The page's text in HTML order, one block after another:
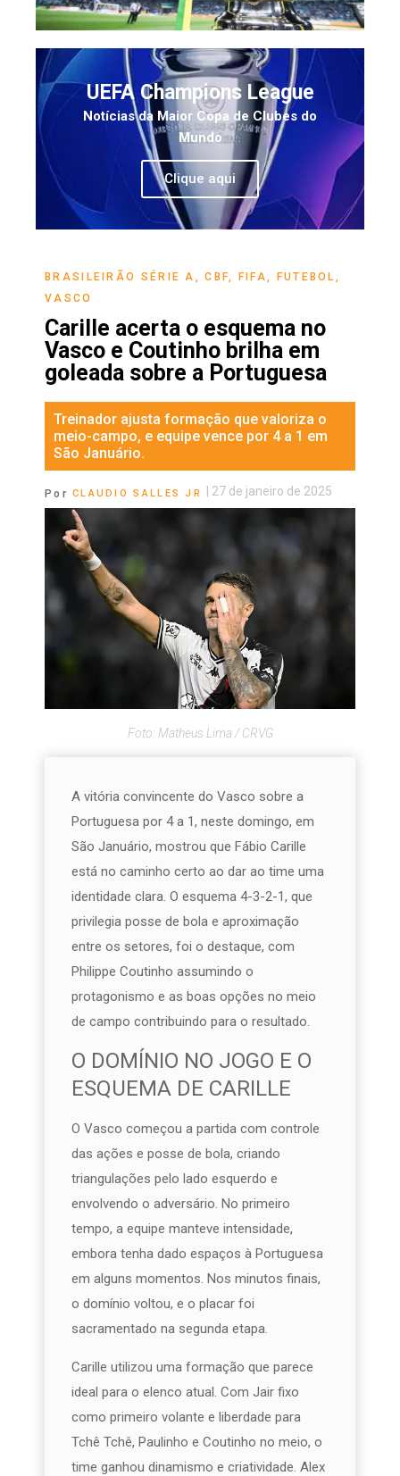
UEFA Champions League
Notícias da Maior Copa de Clubes do
Mundo
Clique aqui
BRASILEIRÃO SÉRIE A ,CBF FIFA FUTEBOL
VASCO
Carille acerta o esquema no
Vasco e Coutinho brilha em
goleada sobre a Portuguesa
Treinador ajusta formação que valoriza o
meio-campo, e equipe vence por 4 a 1 em
São Januário.
Por CLAUDIO SALLES JR 27 de janeiro de 2025
Foto: Matheus Lima / CRVG
A vitória convincente do Vasco sobre a
Portuguesa por 4 a 1, neste domingo, em
São Januário, mostrou que Fábio Carille
está no caminho certo ao dar ao time uma
identidade clara. O esquema 4-3-2-1, que
privilegia posse de bola e aproximação
entre os setores, foi o destaque, com
Philippe Coutinho assumindo o
protagonismo e as boas opções no meio
de campo contribuindo para o resultado.
O DOMÍNIO NO JOGO E O
ESQUEMA DE CARILLE
O Vasco começou a partida com controle
das ações e posse de bola, criando
triangulações pelo lado esquerdo e
envolvendo o adversário. No primeiro
tempo, a equipe manteve intensidade,
embora tenha dado espaços à Portuguesa
em alguns momentos. Nos minutos finais,
o domínio voltou, e o placar foi
sacramentado na segunda etapa.
Carille utilizou uma formação que parece
ideal para o elenco atual. Com Jair fixo
como primeiro volante e liberdade para
Tchê Tchê, Paulinho e Coutinho no meio, o
time ganhou dinamismo e criatividade. Alex